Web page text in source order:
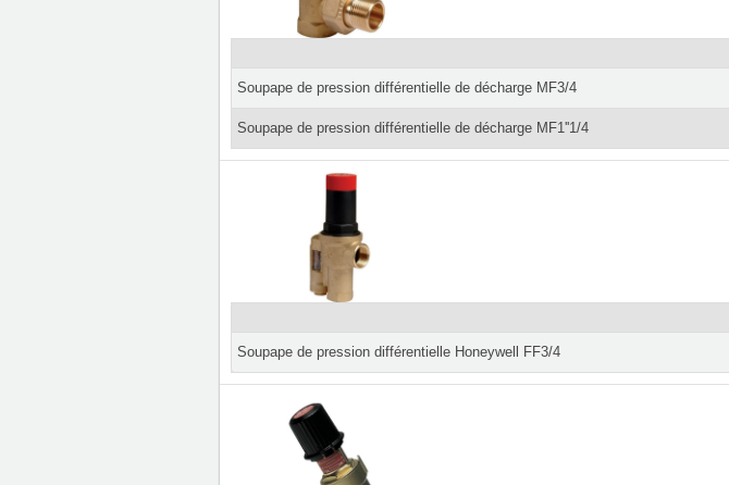
Soupape de pression différentielle de décharge MF3/4
Soupape de pression différentielle de décharge MF1''1/4
Soupape de pression différentielle Honeywell FF3/4